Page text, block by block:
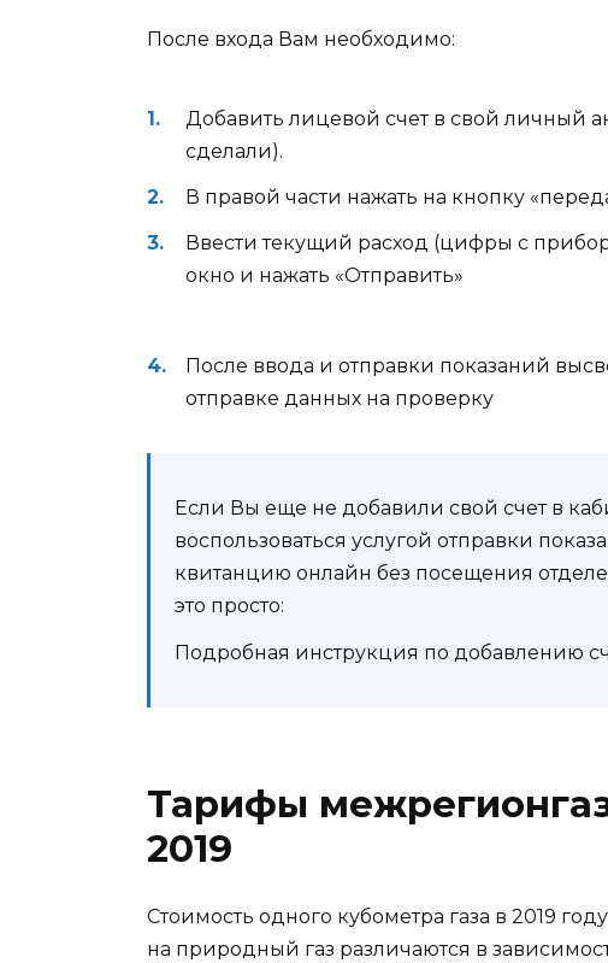
После входа Вам необходимо:
Добавить лицевой счет в свой личный
сделали).
В правой части нажать на кнопку
Ввести текущий расход (цифры с
окно и нажать «Отправить»
После ввода и отправки показаний
отправке данных на проверку
Если Вы еще не добавили свой счет в
воспользоваться услугой отправки
квитанцию онлайн без посещения
это просто:
Подробная инструкция по добавлению
Тарифы
2019
Стоимость одного кубометра газа в 2019
на природный газ различаются в